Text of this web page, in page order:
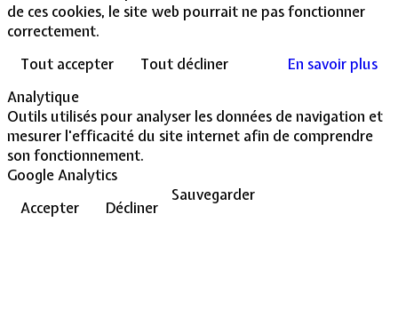
de ces cookies, le site web pourrait ne pas fonctionner
correctement.
Tout accepter
Tout décliner
En savoir plus
Analytique
Outils utilisés pour analyser les données de navigation et
mesurer l'efficacité du site internet afin de comprendre
son fonctionnement.
Google Analytics
Accepter
Décliner
Sauvegarder